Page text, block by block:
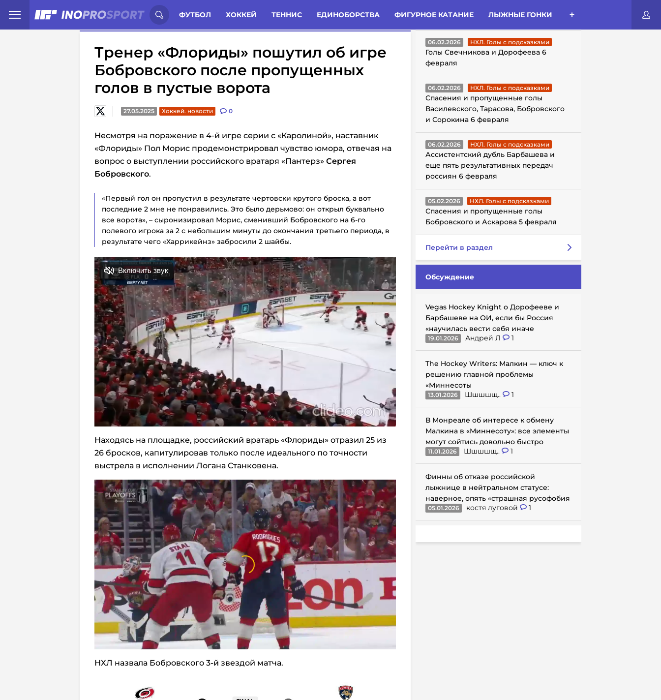
ФУТБОЛ ХОККЕЙ ТЕННИС ЕДИНОБОРСТВА ФИГУРНОЕ КАТАНИЕ ЛЫЖНЫЕ ГОНКИ
Иностранцы о спорте России: Статьи Комменты Новости
Тренер «Флориды» пошутил об игре
Бобровского после пропущенных
голов в пустые ворота
27.05.2025 Хоккей. новости 0
Несмотря на поражение в 4-й игре серии с «Каролиной», наставник
«Флориды» Пол Морис продемонстрировал чувство юмора, отвечая на
вопрос о выступлении российского вратаря «Пантерз» Сергея
Бобровского.
«Первый гол он пропустил в результате чертовски крутого броска, а вот
последние 2 мне не понравились. Это было дерьмово: он открыл буквально
все ворота», – сыронизировал Морис, сменивший Бобровского на 6-го
полевого игрока за 2 с небольшим минуты до окончания третьего периода, в
результате чего «Харрикейнз» забросили 2 шайбы.
Находясь на площадке, российский вратарь «Флориды» отразил 25 из
26 бросков, капитулировав только после идеального по точности
выстрела в исполнении Логана Станковена.
НХЛ назвала Бобровского 3-й звездой матча.
ГОЛЫ С ПОДСКАЗКАМИ
06.02.2026 НХЛ. Голы с подсказками
Голы Свечникова и Дорофеева 6
февраля
06.02.2026 НХЛ. Голы с подсказками
Спасения и пропущенные голы
Василевского, Тарасова, Бобровского
и Сорокина 6 февраля
06.02.2026 НХЛ. Голы с подсказками
Ассистентский дубль Барбашева и
еще пять результативных передач
россиян 6 февраля
05.02.2026 НХЛ. Голы с подсказками
Спасения и пропущенные голы
Бобровского и Аскарова 5 февраля
Перейти в раздел
Обсуждение
Vegas Hockey Knight о Дорофееве и
Барбашеве на ОИ, если бы Россия
«научилась вести себя иначе
19.01.2026 Андрей Л 1
The Hockey Writers: Малкин — ключ к
решению главной проблемы
«Миннесоты
13.01.2026 Шшшшщ.. 1
В Монреале об интересе к обмену
Малкина в «Миннесоту»: все элементы
могут сойтись довольно быстро
11.01.2026 Шшшшщ.. 1
Финны об отказе российской
лыжнице в нейтральном статусе:
наверное, опять «страшная русофобия
05.01.2026 костя луговой 1